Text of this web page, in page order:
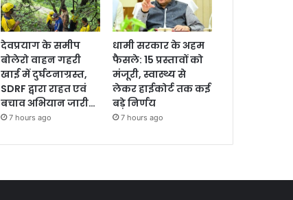
देवप्रयाग के समीप
बोलेरो वाहन गहरी
खाई में दुर्घटनाग्रस्त,
SDRF द्वारा राहत एवं
बचाव अभियान जारी…
7 hours ago
धामी सरकार के अहम
फैसले: 15 प्रस्तावों को
मंजूरी, स्वास्थ्य से
लेकर हाईकोर्ट तक कई
बड़े निर्णय
7 hours ago